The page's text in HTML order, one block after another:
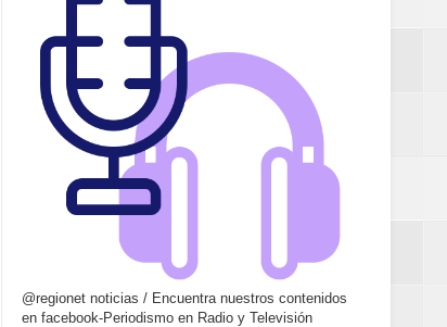
@regionet noticias / Encuentra nuestros contenidos
en facebook-Periodismo en Radio y Televisión